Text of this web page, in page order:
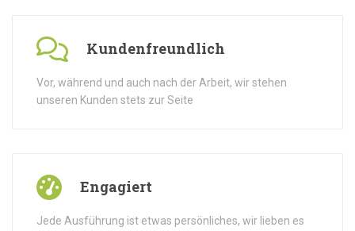
Kundenfreundlich
Vor, während und auch nach der Arbeit, wir stehen
unseren Kunden stets zur Seite
Engagiert
Jede Ausführung ist etwas persönliches, wir lieben es